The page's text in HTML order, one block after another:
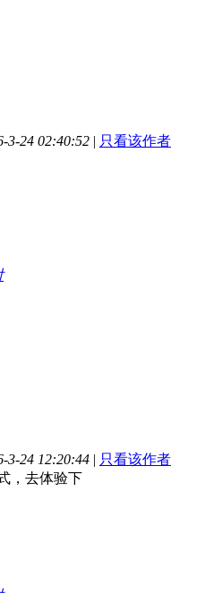
3-24 02:40:52 | 只看该作者
3-24 12:20:44 | 只看该作者
，去体验下